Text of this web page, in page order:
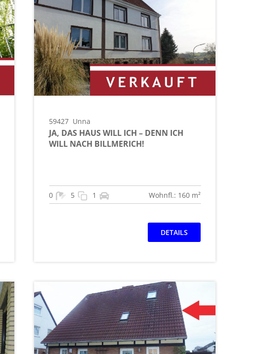
59427 Unna
JA, DAS HAUS WILL ICH – DENN ICH
WILL NACH BILLMERICH!
0 5 1 Wohnfl.: 160 m²
DETAILS